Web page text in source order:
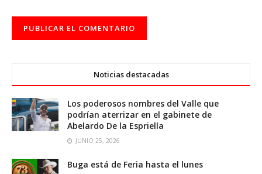
Noticias destacadas
Los poderosos nombres del Valle que
podrían aterrizar en el gabinete de
Abelardo De la Espriella
JUNIO 25, 2026
Buga está de Feria hasta el lunes